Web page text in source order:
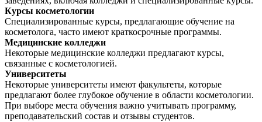
Курсы косметологии
Специализированные курсы, предлагающие обучение на
косметолога, часто имеют краткосрочные программы.
Медицинские колледжи
Некоторые медицинские колледжи предлагают курсы,
связанные с косметологией.
Университеты
Некоторые университеты имеют факультеты, которые
предлагают более глубокое обучение в области косметологии.
При выборе места обучения важно учитывать программу,
преподавательский состав и отзывы студентов.